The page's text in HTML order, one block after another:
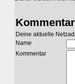
Deine aktuelle
Name
Kommentar